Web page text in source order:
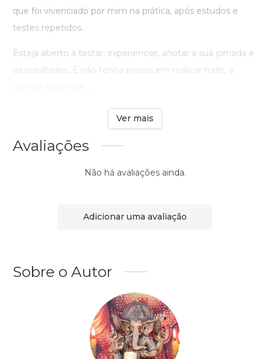
que foi vivenciado por mim na prática, após estudos e
testes repetidos.
Esteja aberto a testar, experienciar, anotar a sua jornada e
os resultados. E não tenha pressa em realizar tudo, a
Ver mais
Avaliações
Não há avaliações ainda.
Adicionar uma avaliação
Sobre o Autor